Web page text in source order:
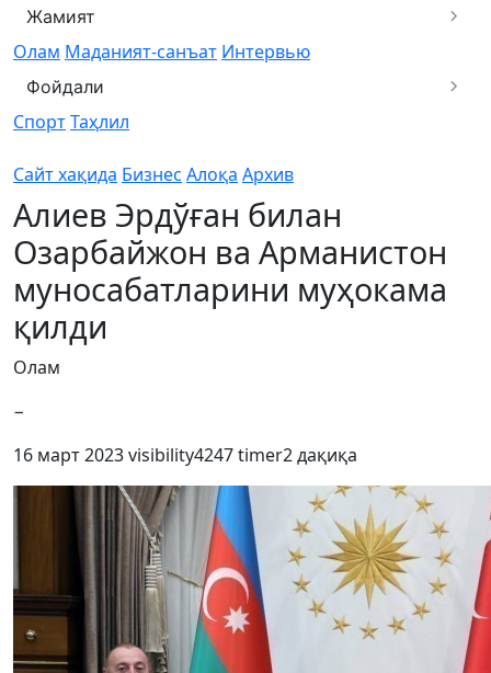
Жамият
Олам Маданият-санъат Интервью
Фойдали
СпортТаҳлил
Сайт хақида Бизнес Алоқа Архив
Алиев Эрдўған билан
Озарбайжон ва Арманистон
муносабатларини муҳокама
қилди
Олам
−
16 март 2023visibility4247timer2 дақиқа